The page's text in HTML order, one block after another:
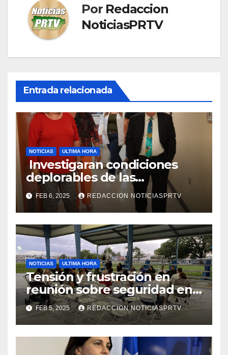
Por Redaccion
NoticiasPRTV
Entrada relacionada
NOTICIAS ULTIMA HORA
Investigaran condiciones
deplorables de las
facilidades el Departamento
de la Salud en Mayagüez
FEB 6, 2025 REDACCION NOTICIASPRTV
NOTICIAS ULTIMA HORA
Tensión y frustración en
reunión sobre seguridad en
Reparto Metropolitano
FEB 5, 2025 REDACCION NOTICIASPRTV